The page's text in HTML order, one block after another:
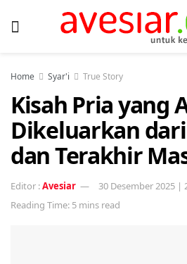
Home Syar'i True Story
Kisah Pria yang
Dikeluarkan
dan Terakhir
Avesiar
30 Desember 2025 |
Reading Time: 5 mins read